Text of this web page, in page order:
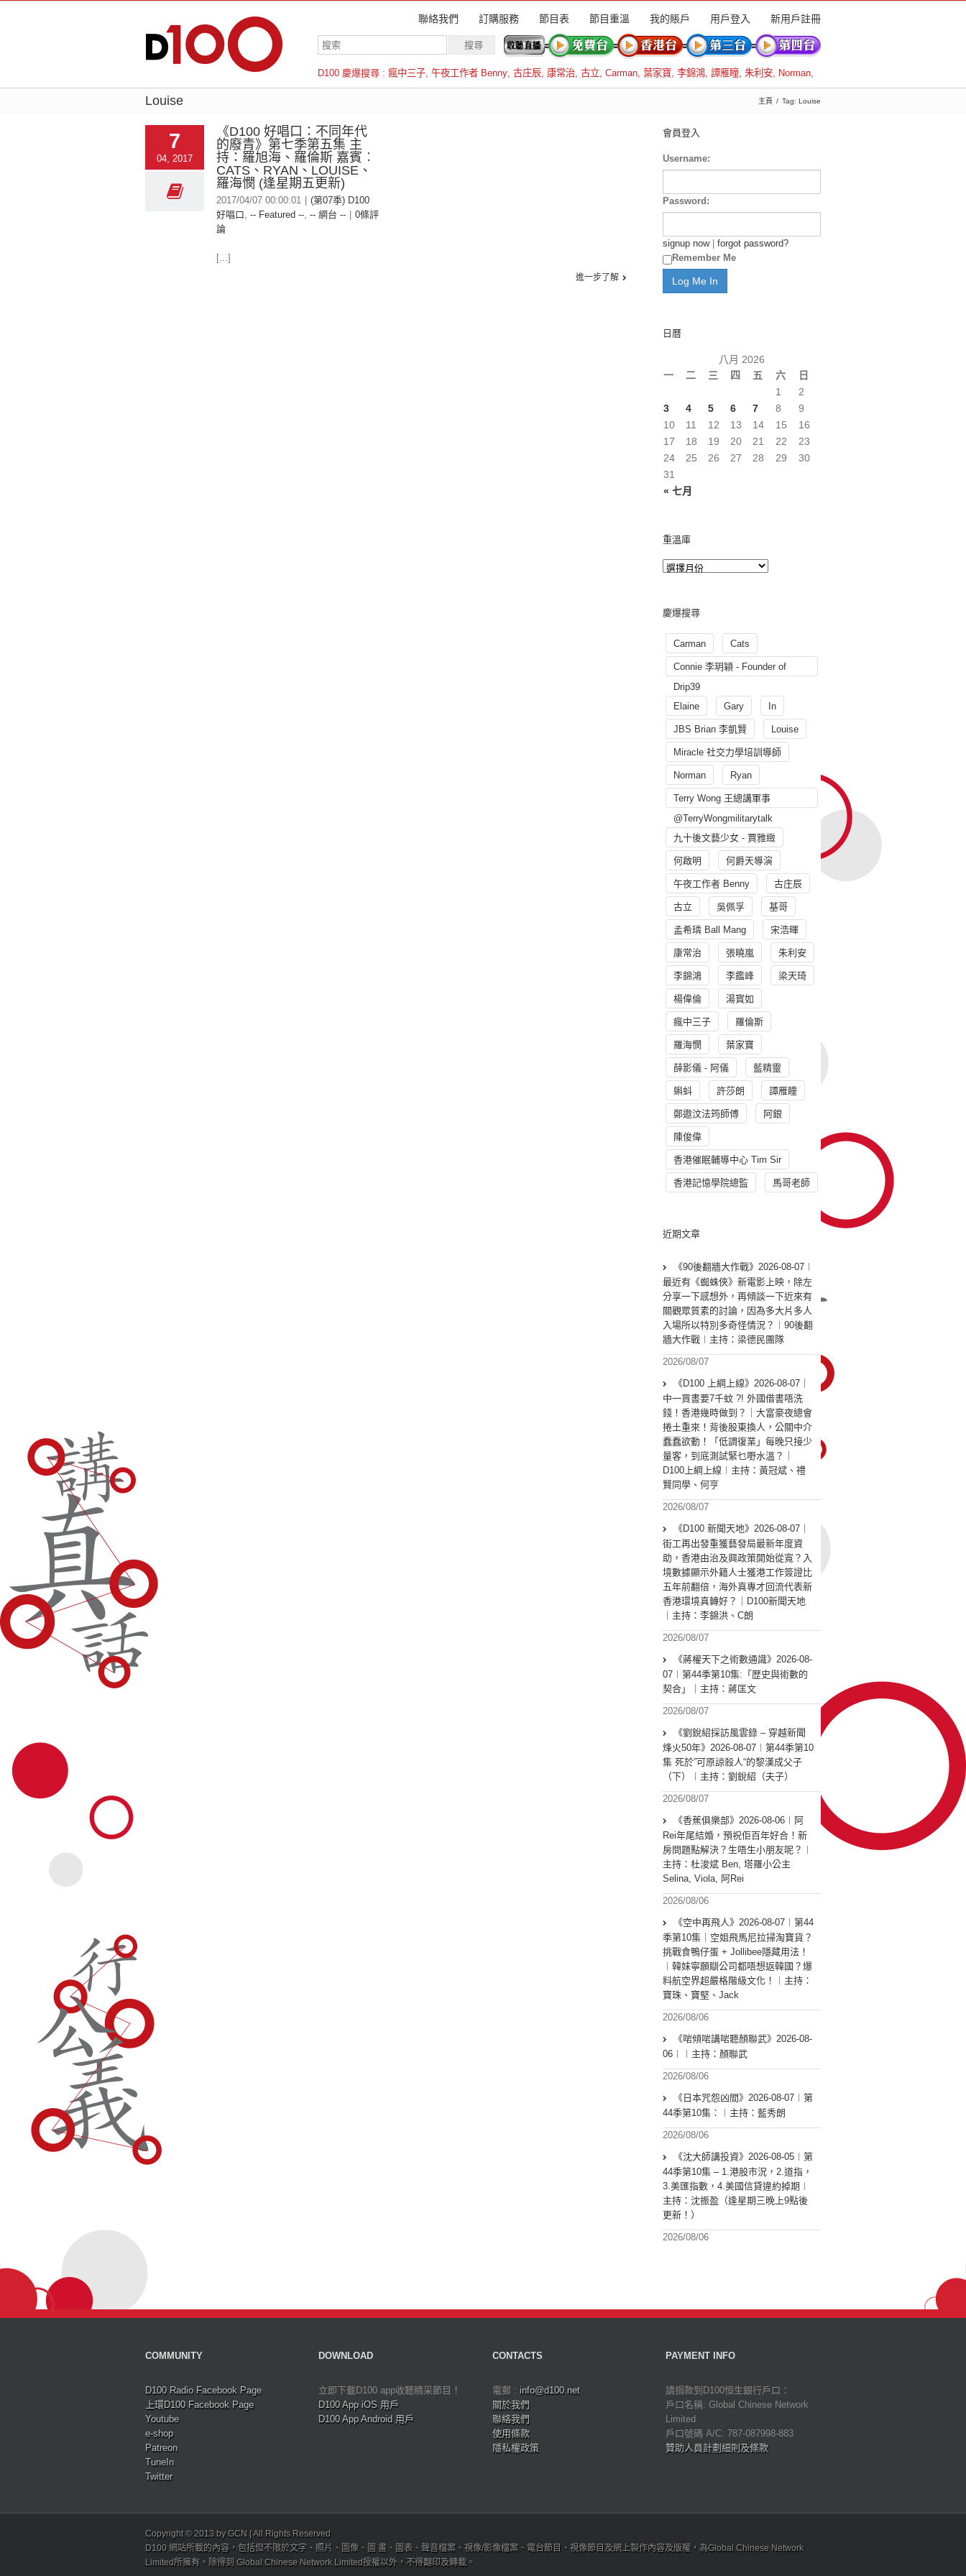
聯絡我們 訂購服務 節目表 節目重溫 我的賬戶 用戶登入 新用戶註冊
D100 慶爆搜尋 : 瘋中三子, 午夜工作者 Benny, 古庄辰, 康常治, 古立, Carman, 葉家寶, 李錦鴻, 譚雁瞳, 朱利安, Norman,
羅倫斯
Louise 主頁 Tag: Louise
7
04, 2017
《D100 好唱口：不同年代
的廢青》第七季第五集 主
持：羅旭海、羅倫斯 嘉賓︰
CATS、RYAN、LOUISE、
羅海憫 (逢星期五更新)
2017/04/07 00:00:01
(第07季) D100
好唱口, -- Featured --, -- 網台 --
0條評
論
[...]
進一步了解
會員登入
Username:
Password:
signup now| forgot password?
Remember Me
日曆
八月 2026
一
二 三 四 五 六 日
« 七月
1
2
3
4 5 6 7 8
9
10
11 12 13 14 15
16
17
18 19 20 21 22
23
24
25 26 27 28 29
30
31
重溫庫
慶爆搜尋
Carman Cats
Connie 李玥穎 - Founder of
Drip39
Elaine
Gary In
JBS Brian 李凱賢 Louise
Miracle 社交力學培訓導師
Norman Ryan
Terry Wong 王總講軍事
@TerryWongmilitarytalk
九十後文藝少女 - 賈雅緻
何啟明 何爵天導演
午夜工作者 Benny 古庄辰
古立 吳佩孚 基哥
孟希璘 Ball Mang 宋浩暉
康常治 張曉嵐 朱利安
李錦鴻 李鑑峰 梁天琦
楊偉倫 湯寳如
瘋中三子 羅倫斯
羅海憫 葉家寶
薛影儀 - 阿儀 藍精靈
蝌蚪 許莎朗 譚雁瞳
鄭遨汶法筠師傅 阿銀
陳俊偉
香港催眠輔導中心 Tim Sir
香港記憶學院總監 馬哥老師
近期文章
《90後翻牆大作戰》2026-08-07︱
最近有《蜘蛛俠》新電影上映，除左
分享一下感想外，再傾談一下近來有
關觀眾質素的討論，因為多大片多人
入場所以特別多奇怪情況？︱90後翻
牆大作戰︱主持：梁德民團隊
2026/08/07
《D100 上綱上線》2026-08-07｜
中一買書要7千蚊 ?! 外國借書唔洗
錢！香港幾時做到？｜大富豪夜總會
捲土重來！背後股東換人，公關中介
蠢蠢欲動！「低調復業」每晚只接少
量客，到底測試緊乜嘢水溫？｜
D100上綱上線︱主持：黃冠斌、禮
賢同學、何亨
2026/08/07
《D100 新聞天地》2026-08-07｜
街工再出發重獲藝發局最新年度資
助，香港由治及興政策開始從寬？入
境數據顯示外籍人士獲港工作簽證比
五年前翻倍，海外真專才回流代表新
香港環境真轉好？｜D100新聞天地
｜主持：李錦洪、C朗
2026/08/07
《蔣權天下之術數通識》2026-08-
07︱第44季第10集:「歴史與術數的
契合」｜主持：蔣匡文
2026/08/07
《劉銳紹採訪風雲錄 – 穿越新聞
烽火50年》2026-08-07︱第44季第10
集 死於”可原諒殺人“的黎漢成父子
（下）︱主持：劉銳紹（夫子）
2026/08/07
《香蕉俱樂部》2026-08-06︱阿
Rei年尾結婚，預祝佢百年好合！新
房問題點解決？生唔生小朋友呢？︱
主持：杜浚斌 Ben, 塔羅小公主
Selina, Viola, 阿Rei
2026/08/06
《空中再飛人》2026-08-07︱第44
季第10集｜空姐飛馬尼拉掃淘寶貨？
挑戰食鴨仔蛋 + Jollibee隱藏用法！
︱韓妹寧願瞓公司都唔想返韓國？爆
料航空界超嚴格階級文化！︱主持：
寶珠、寶堅、Jack
2026/08/06
《啱傾啱講啱聽顏聯武》2026-08-
06︱︱主持：顏聯武
2026/08/06
《日本咒怨凶間》2026-08-07︱第
44季第10集：︱主持：藍秀朗
2026/08/06
《沈大師講投資》2026-08-05︱第
44季第10集 – 1.港股市況，2.道指，
3.美匯指數，4.美國信貸違約掉期︱
主持：沈振盈（逢星期三晚上9點後
更新！）
2026/08/06
COMMUNITY
D100 Radio Facebook Page
上環D100 Facebook Page
Youtube
e-shop
Patreon
TuneIn
Twitter
DOWNLOAD
立即下載D100 app收聽精采節目！
D100 App iOS 用戶
D100 App Android 用戶
CONTACTS
電郵 : info@d100.net
關於我們
聯絡我們
使用條款
隱私權政策
PAYMENT INFO
請捐款到D100恒生銀行戶口：
戶口名稱: Global Chinese Network
Limited
戶口號碼 A/C: 787-087998-883
贊助人員計劃細則及條款
Copyright © 2013 by GCN | All Rights Reserved
D100 網站所載的內容，包括但不限於文字、照片、圖像、圖 畫、圖表、聲音檔案、視像/影像檔案、電台節目、視像節目及網上製作內容及版權，為Global Chinese Network
Limited所擁有。除得到 Global Chinese Network Limited授權以外，不得翻印及轉載。